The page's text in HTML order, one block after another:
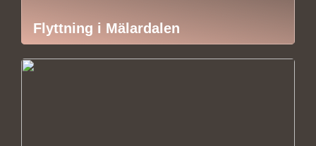
Flyttning i Mälardalen